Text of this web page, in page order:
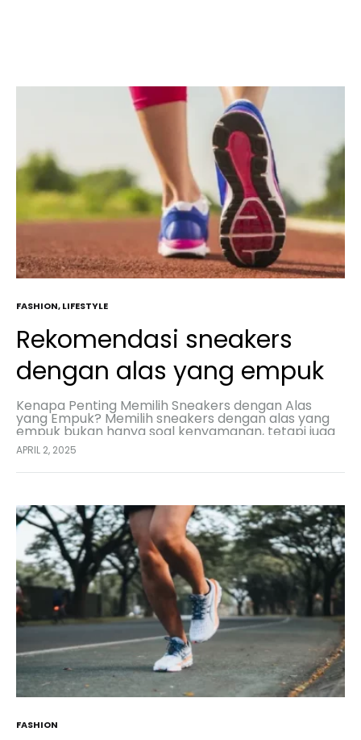
FASHION,LIFESTYLE
Rekomendasi sneakers
dengan alas yang empuk
Kenapa Penting Memilih Sneakers dengan Alas
yang Empuk? Memilih sneakers dengan alas yang
empuk bukan hanya soal kenyamanan, tetapi juga
berdampak pada kesehatan kaki dan postur tubuh.
Sneakers dengan sol…
APRIL 2, 2025
FASHION